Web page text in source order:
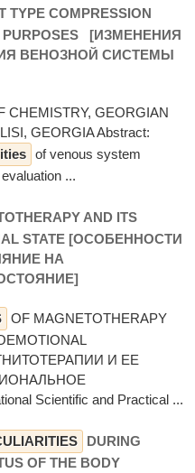
TYPE COMPRESSION
PURPOSES [ИЗМЕНЕНИЯ
ВЕНОЗНОЙ СИСТЕМЫ
CHEMISTRY, GEORGIAN
GEORGIA Abstract:
of venous system
...
AND ITS
STATE [ОСОБЕННОСТИ
НА
OF MAGNETOTHERAPY
И ЕЕ
Scientific and Practical ...
DURING
OF THE BODY